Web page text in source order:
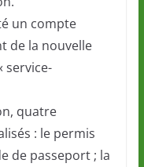
un compte
de la nouvelle
service-
quatre
: le permis
de passeport ; la